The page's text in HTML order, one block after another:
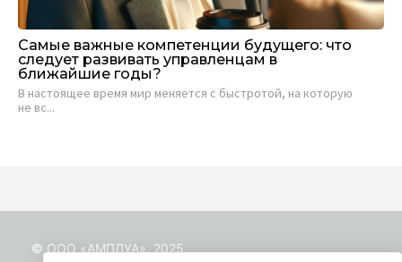
Самые важные компетенции будущего: что
следует развивать управленцам в
ближайшие годы?
В настоящее время мир меняется с быстротой, на которую
не вс...
© ООО «АМПЛУА», 2025